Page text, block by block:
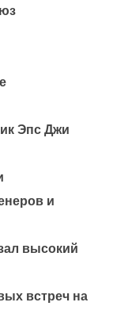
Эпс Джи
и
высокий
встреч на